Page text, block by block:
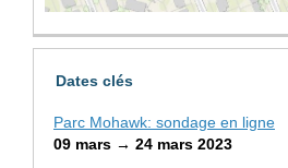
Dates clés
Parc Mohawk: sondage en ligne
09 mars → 24 mars 2023